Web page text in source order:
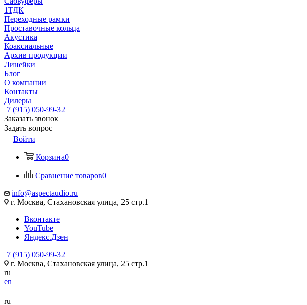
1ТДК
Переходные рамки
Проставочные кольца
Акустика
Коаксиальные
Архив продукции
Линейки
Блог
О компании
Контакты
Дилеры
7 (915) 050-99-32
Заказать звонок
Задать вопрос
Войти
Корзина0
Сравнение товаров0
info@aspectaudio.ru
г. Москва, Стахановская улица, 25 стр.1
Вконтакте
YouTube
Яндекс.Дзен
7 (915) 050-99-32
г. Москва, Стахановская улица, 25 стр.1
ru
en
ru